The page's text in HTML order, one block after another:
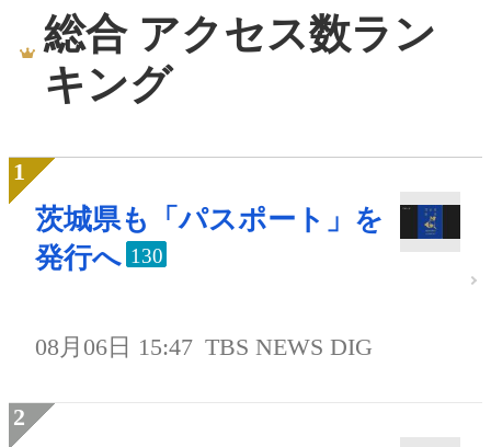
総合 アクセス数ラン
キング
茨城県も「パスポート」を
発行へ 130
08月06日 15:47 TBS NEWS DIG